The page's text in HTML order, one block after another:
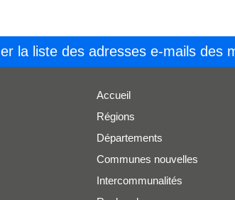
la liste des adresses e-mails des
Accueil
Régions
Départements
Communes nouvelles
Intercommunalités